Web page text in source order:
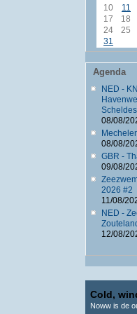
10
11
17
18
24
25
31
Agenda
NED -
08/08/
08/08/
GBR -
09/08/
2026 #2
11/08/
NED -
12/08/
Cold,
Noww is de